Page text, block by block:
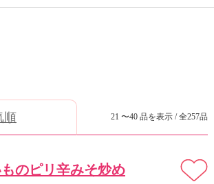
順 21 〜40 品を表示 / 全257品
のピリ辛みそ炒め